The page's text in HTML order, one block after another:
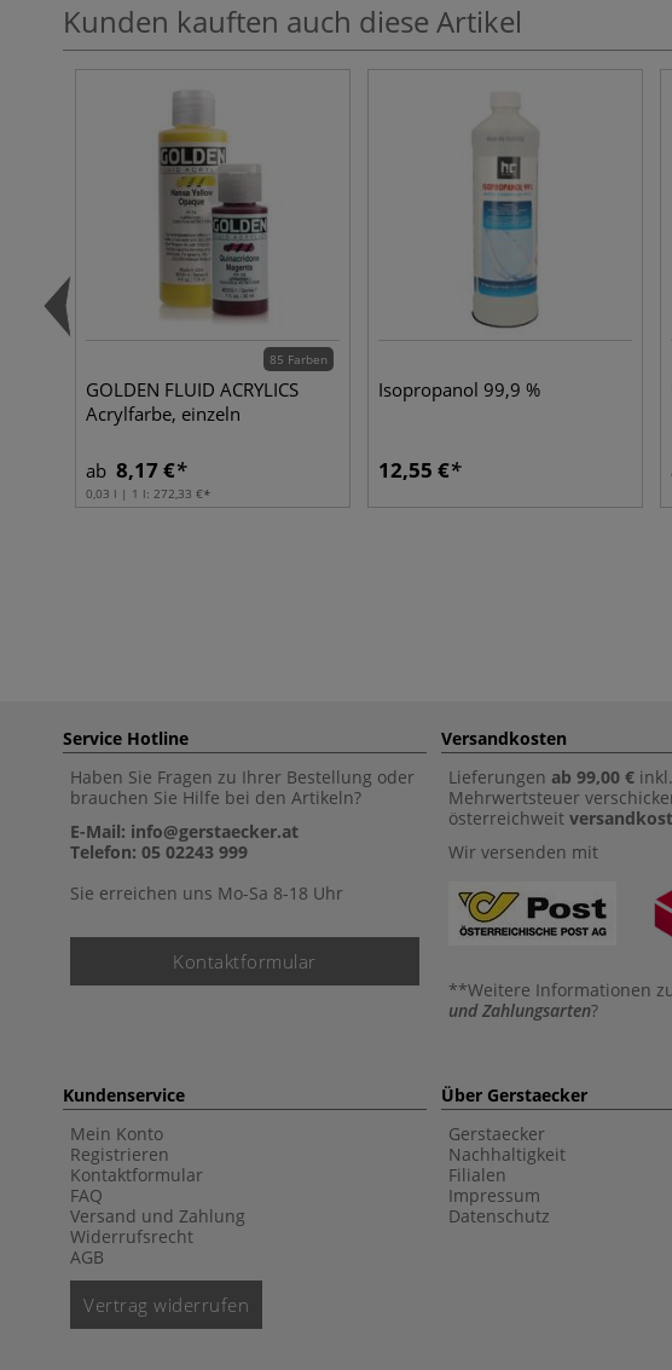
Kunden kauften auch diese Artikel
85 Farben
GOLDEN FLUID ACRYLICS
Acrylfarbe, einzeln
ab 8,17 €
0,03 l | 1 l: 272,33 €
Isopropanol 99,9 %
12,55 €
Service Hotline
Haben Sie Fragen zu Ihrer Bestellung oder
brauchen Sie Hilfe bei den Artikeln?
E-Mail: info@gerstaecker.at
Telefon: 05 02243 999
Sie erreichen uns Mo-Sa 8-18 Uhr
Kontaktformular
Versandkosten
Lieferungen ab 99,00 € inkl.
Mehrwertsteuer
österreichweit
Wir versenden mit
**Weitere Informationen
und Zahlungsarten?
Kundenservice
Mein Konto
Registrieren
Kontaktformular
FAQ
Versand und Zahlung
Widerrufsrecht
AGB
Vertrag widerrufen
Über Gerstaecker
Gerstaecker
Nachhaltigkeit
Filialen
Impressum
Datenschutz